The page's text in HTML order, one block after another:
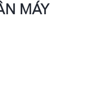
MÁY